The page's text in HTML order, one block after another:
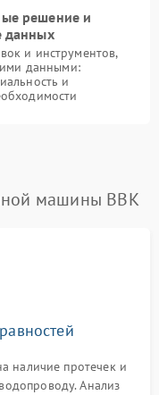
решение и
данных
и инструментов,
данными:
и
машины BBK
наличие протечек и
Анализ